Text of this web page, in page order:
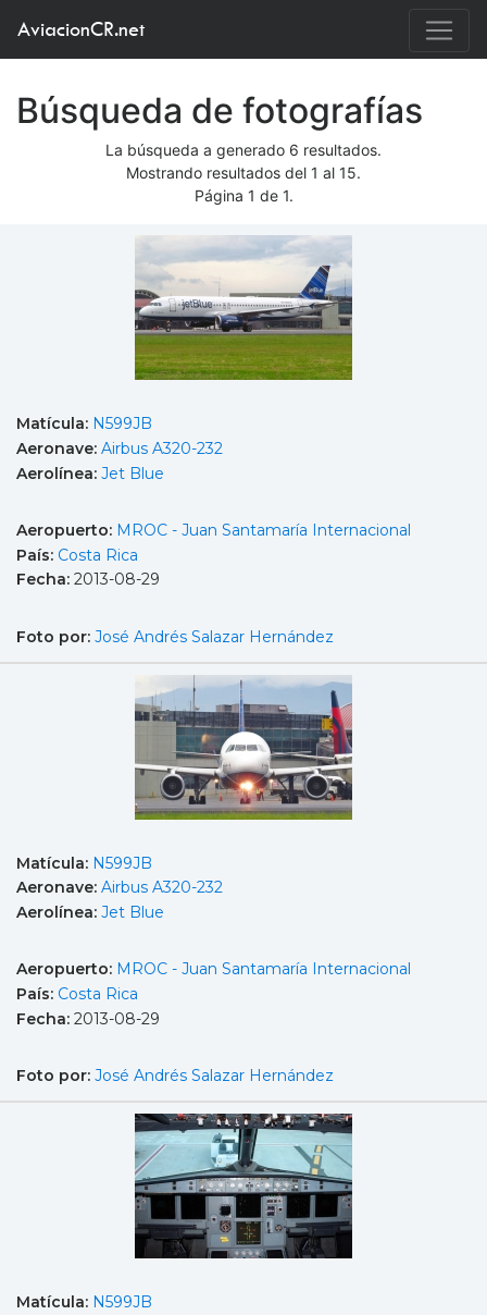
AviacionCR.net
Búsqueda de fotografías
La búsqueda a generado 6 resultados.
Mostrando resultados del 1 al 15.
Página 1 de 1.
Matícula: N599JB
Aeronave: Airbus A320-232
Aerolínea: Jet Blue
Aeropuerto: MROC - Juan Santamaría Internacional
País: Costa Rica
Fecha: 2013-08-29
Foto por: José Andrés Salazar Hernández
Matícula: N599JB
Aeronave: Airbus A320-232
Aerolínea: Jet Blue
Aeropuerto: MROC - Juan Santamaría Internacional
País: Costa Rica
Fecha: 2013-08-29
Foto por: José Andrés Salazar Hernández
Matícula: N599JB